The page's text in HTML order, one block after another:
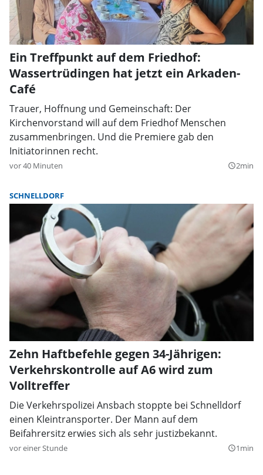
Ein Treffpunkt auf dem Friedhof:
Wassertrüdingen hat jetzt ein Arkaden-
Café
Trauer, Hoffnung und Gemeinschaft: Der
Kirchenvorstand will auf dem Friedhof Menschen
zusammenbringen. Und die Premiere gab den
Initiatorinnen recht.
vor 40 Minuten query_builder2min
SCHNELLDORF
Zehn Haftbefehle gegen 34-Jährigen:
Verkehrskontrolle auf A6 wird zum
Volltreffer
Die Verkehrspolizei Ansbach stoppte bei Schnelldorf
einen Kleintransporter. Der Mann auf dem
Beifahrersitz erwies sich als sehr justizbekannt.
vor einer Stunde query_builder1min